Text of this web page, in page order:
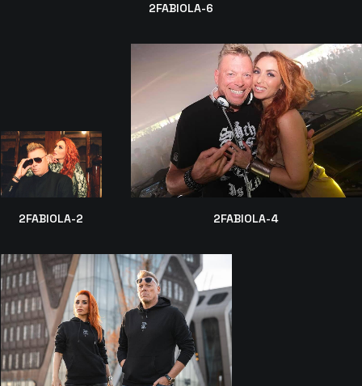
2FABIOLA-6
2FABIOLA-2 2FABIOLA-4